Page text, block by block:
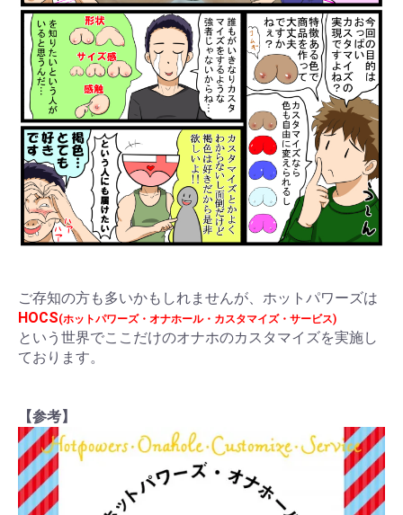
ご存知の方も多いかもしれませんが、ホットパワーズは
HOCS(ホットパワーズ・オナホール・カスタマイズ・サービス)
という世界でここだけのオナホのカスタマイズを実施し
ております。
【参考】